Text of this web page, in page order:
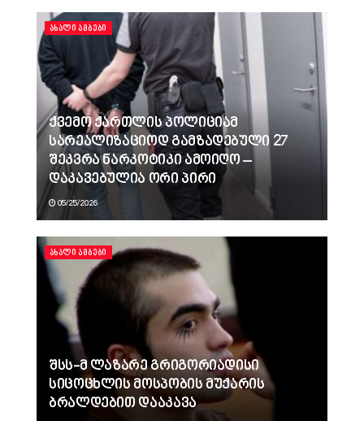
ᲐᲮᲐᲚᲘ ᲐᲛᲑᲔᲑᲘ
ქვემო ქართლის პოლიციამ
სარეალიზაციოდ გამზადებული 27
შეკვრა ნარკოტიკი ამოიღო –
დაკავებულია ორი პირი
05/25/2026
ᲐᲮᲐᲚᲘ ᲐᲛᲑᲔᲑᲘ
შსს-მ ლაზარე გრიგორიადისი
სიცოცხლის მოსპობის მუქარის
ბრალდებით დააკავა